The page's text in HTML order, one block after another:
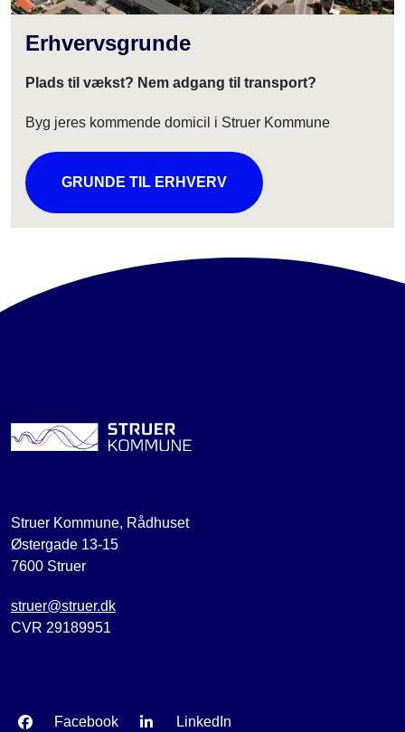
Erhvervsgrunde
Plads til vækst? Nem adgang til transport?
Byg jeres kommende domicil i Struer Kommune
GRUNDE TIL ERHVERV
Struer Kommune, Rådhuset
Østergade 13-15
7600 Struer
struer@struer.dk
CVR 29189951
Facebook LinkedIn